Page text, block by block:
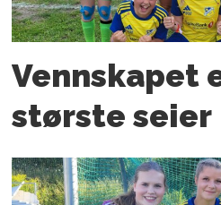
Vennskapet
største seier